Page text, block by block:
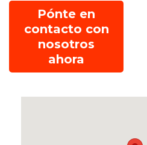
Pónte en
contacto con
nosotros
ahora